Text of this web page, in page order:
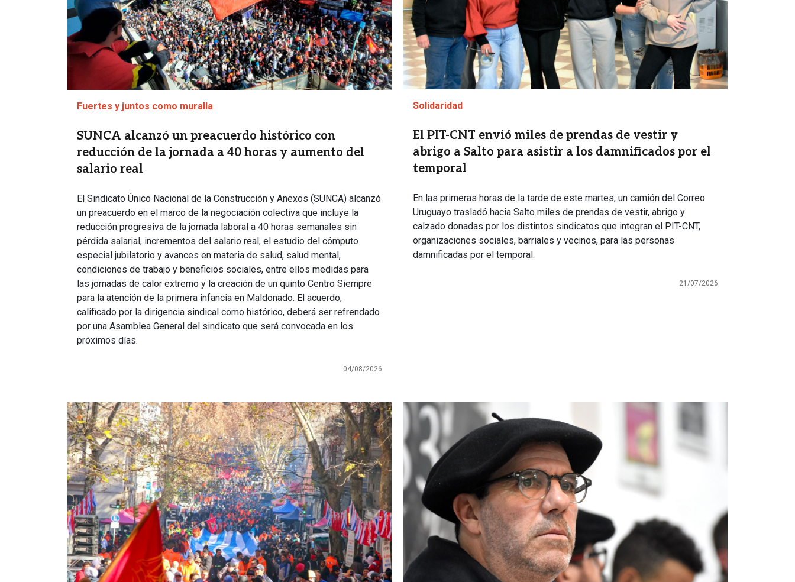
Fuertes y juntos como muralla
SUNCA alcanzó un preacuerdo histórico con
reducción de la jornada a 40 horas y aumento del
salario real
El Sindicato Único Nacional de la Construcción y Anexos (SUNCA) alcanzó
un preacuerdo en el marco de la negociación colectiva que incluye la
reducción progresiva de la jornada laboral a 40 horas semanales sin
pérdida salarial, incrementos del salario real, el estudio del cómputo
especial jubilatorio y avances en materia de salud, salud mental,
condiciones de trabajo y beneficios sociales, entre ellos medidas para
las jornadas de calor extremo y la creación de un quinto Centro Siempre
para la atención de la primera infancia en Maldonado. El acuerdo,
calificado por la dirigencia sindical como histórico, deberá ser refrendado
por una Asamblea General del sindicato que será convocada en los
próximos días.
04/08/2026
Solidaridad
El PIT-CNT envió miles de prendas de vestir y
abrigo a Salto para asistir a los damnificados por el
temporal
En las primeras horas de la tarde de este martes, un camión del Correo
Uruguayo trasladó hacia Salto miles de prendas de vestir, abrigo y
calzado donadas por los distintos sindicatos que integran el PIT-CNT,
organizaciones sociales, barriales y vecinos, para las personas
damnificadas por el temporal.
21/07/2026
Imagen Imagen